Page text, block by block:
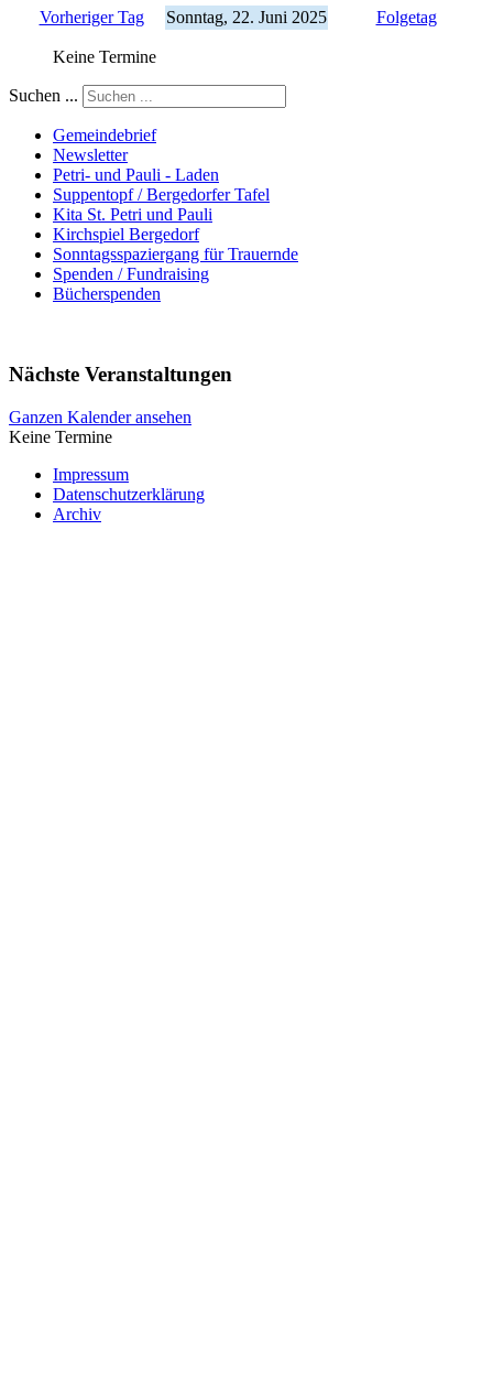
Vorheriger Tag Sonntag, 22. Juni 2025 Folgetag
Keine Termine
Suchen ...
Gemeindebrief
Newsletter
Petri- und Pauli - Laden
Suppentopf / Bergedorfer Tafel
Kita St. Petri und Pauli
Kirchspiel Bergedorf
Sonntagsspaziergang für Trauernde
Spenden / Fundraising
Bücherspenden
Nächste Veranstaltungen
Ganzen Kalender ansehen
Keine Termine
Impressum
Datenschutzerklärung
Archiv